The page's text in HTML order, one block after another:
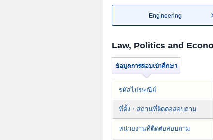
Engineering
Law, Politics and
รหัสไปรษณีย์
ที่ตั้ง・สถานที่ติดต่อสอบถาม
หน่วยงานที่ติดต่อสอบถาม